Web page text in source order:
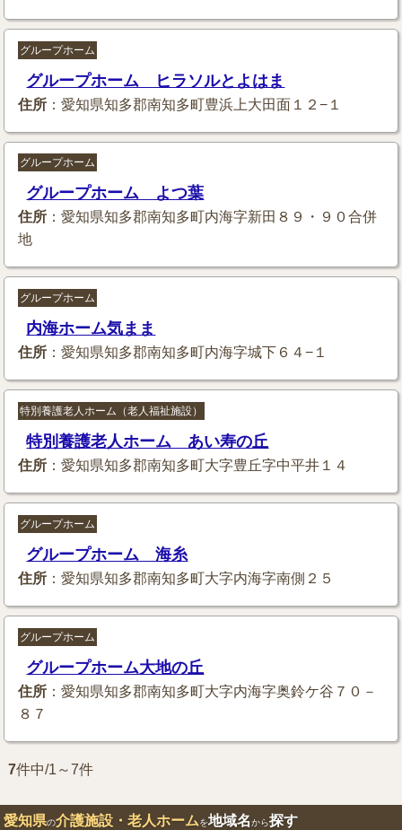
グループホーム
グループホーム ヒラソルとよはま
住所 ：愛知県知多郡南知多町豊浜上大田面１２−１
グループホーム
グループホーム よつ葉
住所 ：愛知県知多郡南知多町内海字新田８９・９０合併
地
グループホーム
内海ホーム気まま
住所 ：愛知県知多郡南知多町内海字城下６４−１
特別養護老人ホーム（老人福祉施設）
特別養護老人ホーム あい寿の丘
住所 ：愛知県知多郡南知多町大字豊丘字中平井１４
グループホーム
グループホーム 海糸
住所 ：愛知県知多郡南知多町大字内海字南側２５
グループホーム
グループホーム大地の丘
住所 ：愛知県知多郡南知多町大字内海字奥鈴ケ谷７０－
８７
7件中/1～7件
愛知県の介護施設・老人ホームを地域名から探す